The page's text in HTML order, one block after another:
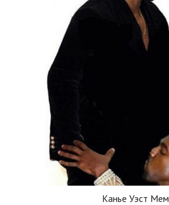
Канье Уэст Мем